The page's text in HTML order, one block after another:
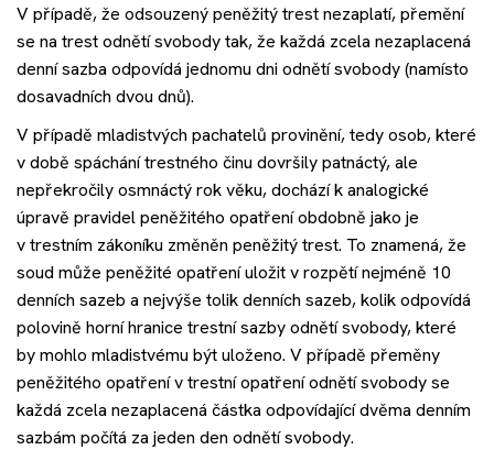
V případě, že odsouzený peněžitý trest nezaplatí, přemění
se na trest odnětí svobody tak, že každá zcela nezaplacená
denní sazba odpovídá jednomu dni odnětí svobody (namísto
dosavadních dvou dnů).
V případě mladistvých pachatelů provinění, tedy osob, které
v době spáchání trestného činu dovršily patnáctý, ale
nepřekročily osmnáctý rok věku, dochází k analogické
úpravě pravidel peněžitého opatření obdobně jako je
v trestním zákoníku změněn peněžitý trest. To znamená, že
soud může peněžité opatření uložit v rozpětí nejméně 10
denních sazeb a nejvýše tolik denních sazeb, kolik odpovídá
polovině horní hranice trestní sazby odnětí svobody, které
by mohlo mladistvému být uloženo. V případě přeměny
peněžitého opatření v trestní opatření odnětí svobody se
každá zcela nezaplacená částka odpovídající dvěma denním
sazbám počítá za jeden den odnětí svobody.